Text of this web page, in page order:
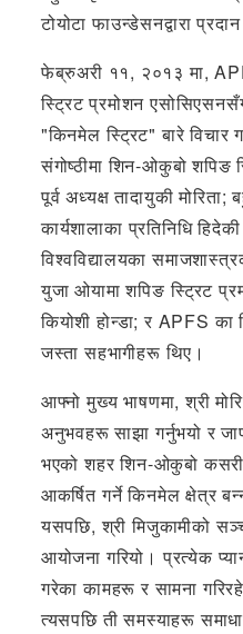
टोयोटा फाउन्डेसनद्वारा
फेब्रुअरी ११, २०१३ मा,
स्ट्रिट प्रमोशन
"किनमेल स्ट्रिट" बारे विचार
संगोष्ठीमा शिन-ओकुबो शपिङ
पूर्व अध्यक्ष तादायुकी
कार्यशालाका प्रतिनिधि
विश्वविद्यालयका
युजा ओयामा शपिङ स्ट्रिट
कियोशी होन्डा; र APFS का
जस्ता सहभागीहरू थिए।
आफ्नो मुख्य भाषणमा, श्री
अनुभवहरू साझा गर्नुभयो र
भएको शहर शिन-ओकुबो
आकर्षित गर्ने किनमेल क्षेत्र
यसपछि, श्री मिजुकामीको
आयोजना गरियो। प्रत्येक
गरेका कामहरू र सामना
त्यसपछि ती समस्याहरू